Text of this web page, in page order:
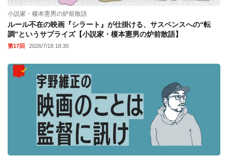
小説家・榎本憲男の炉前散語
ルール不在の映画『シラート』が仕掛ける、サスペンスへの“転
調”というサプライズ【小説家・榎本憲男の炉前散語】
第17回 2026/7/18 18:30